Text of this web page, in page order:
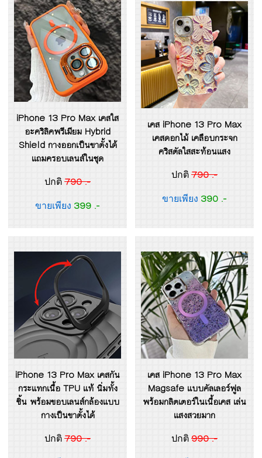
iPhone 13 Pro Max เคสใส
อะคริลิคพรีเมียม Hybrid
Shield กางออกเป็นขาตั้งได้
แถมครอบเลนส์ในชุด
ปกติ 790 .-
ขายเพียง 399 .-
เคส iPhone 13 Pro Max
เคสดอกไม้ เคลือบกระจก
คริสตัลใสสะท้อนแสง
ปกติ 790 .-
ขายเพียง 390 .-
iPhone 13 Pro Max เคสกัน
กระแทกเนื้อ TPU แท้ นิ่มทั้ง
ชิ้น พร้อมขอบเลนส์กล้องแบบ
กางเป็นขาตั้งได้
ปกติ 790 .-
เคส iPhone 13 Pro Max
Magsafe แบบคัลเลอร์ฟูล
พร้อมกลิตเตอร์ในเนื้อเคส เล่น
แสงสวยมาก
ปกติ 990 .-